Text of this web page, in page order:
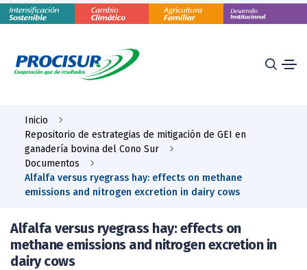
Inicio
Repositorio de estrategias de mitigación de GEI en
ganadería bovina del Cono Sur
Documentos
Alfalfa versus ryegrass hay: effects on methane
emissions and nitrogen excretion in dairy cows
Alfalfa versus ryegrass hay: effects on
methane emissions and nitrogen excretion in
dairy cows